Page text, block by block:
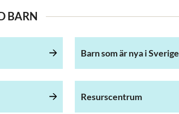
BARN
Barn som är nya i Sverige
Resurscentrum